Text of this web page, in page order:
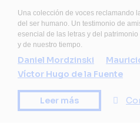
Una colección de voces reclamando
del ser humano. Un testimonio de
esencial de las letras y del
y de nuestro tiempo.
Daniel Mordzinski
Víctor Hugo de la Fuente
Leer más